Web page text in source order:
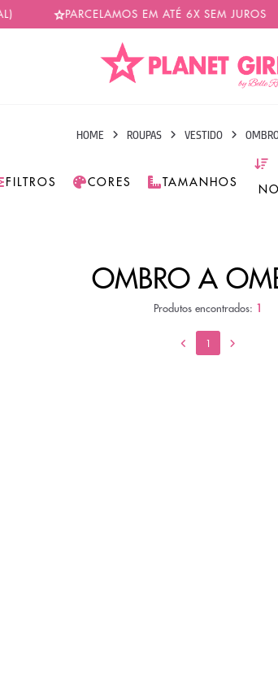
PARCELAMOS EM ATÉ 6X SEM JUROS
HOME ROUPAS VESTIDO
FILTROS CORES TAMANHOS
OMBRO A
Produtos encontrados: 1
1